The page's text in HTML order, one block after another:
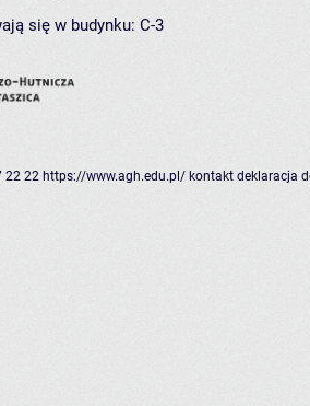
się w budynku: C-3
22 22 https://www.agh.edu.pl/ kontakt deklaracja